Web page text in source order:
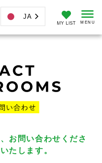
JA
お問い合わせくださ
たします。